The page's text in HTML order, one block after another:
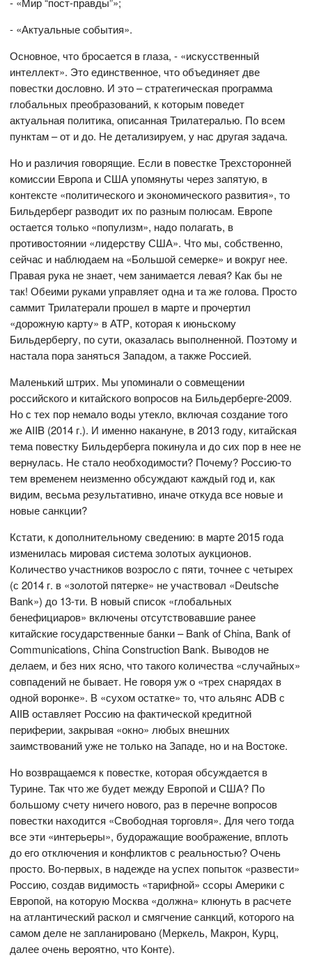
- «Актуальные события».
Основное, что бросается в глаза, - «искусственный
интеллект». Это единственное, что объединяет две
повестки дословно. И это – стратегическая программа
глобальных преобразований, к которым поведет
актуальная политика, описанная Трилатералью. По всем
пунктам – от и до. Не детализируем, у нас другая задача.
Но и различия говорящие. Если в повестке Трехсторонней
комиссии Европа и США упомянуты через запятую, в
контексте «политического и экономического развития», то
Бильдерберг разводит их по разным полюсам. Европе
остается только «популизм», надо полагать, в
противостоянии «лидерству США». Что мы, собственно,
сейчас и наблюдаем на «Большой семерке» и вокруг нее.
Правая рука не знает, чем занимается левая? Как бы не
так! Обеими руками управляет одна и та же голова. Просто
саммит Трилатерали прошел в марте и прочертил
«дорожную карту» в АТР, которая к июньскому
Бильдербергу, по сути, оказалась выполненной. Поэтому и
настала пора заняться Западом, а также Россией.
Маленький штрих. Мы упоминали о совмещении
российского и китайского вопросов на Бильдерберге-2009.
Но с тех пор немало воды утекло, включая создание того
же AIIB (2014 г.). И именно накануне, в 2013 году, китайская
тема повестку Бильдерберга покинула и до сих пор в нее не
вернулась. Не стало необходимости? Почему? Россию-то
тем временем неизменно обсуждают каждый год и, как
видим, весьма результативно, иначе откуда все новые и
новые санкции?
Кстати, к дополнительному сведению: в марте 2015 года
изменилась мировая система золотых аукционов.
Количество участников возросло с пяти, точнее с четырех
(с 2014 г. в «золотой пятерке» не участвовал «Deutsche
Bank») до 13-ти. В новый список «глобальных
бенефициаров» включены отсутствовавшие ранее
китайские государственные банки – Bank of China, Bank of
Communications, China Construction Bank. Выводов не
делаем, и без них ясно, что такого количества «случайных»
совпадений не бывает. Не говоря уж о «трех снарядах в
одной воронке». В «сухом остатке» то, что альянс ADB с
AIIB оставляет Россию на фактической кредитной
периферии, закрывая «окно» любых внешних
заимствований уже не только на Западе, но и на Востоке.
Но возвращаемся к повестке, которая обсуждается в
Турине. Так что же будет между Европой и США? По
большому счету ничего нового, раз в перечне вопросов
повестки находится «Свободная торговля». Для чего тогда
все эти «интерьеры», будоражащие воображение, вплоть
до его отключения и конфликтов с реальностью? Очень
просто. Во-первых, в надежде на успех попыток «развести»
Россию, создав видимость «тарифной» ссоры Америки с
Европой, на которую Москва «должна» клюнуть в расчете
на атлантический раскол и смягчение санкций, которого на
самом деле не запланировано (Меркель, Макрон, Курц,
далее очень вероятно, что Конте).